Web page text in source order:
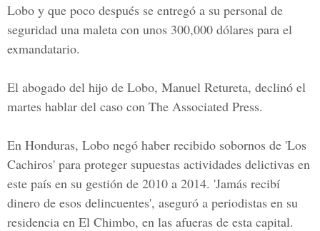
Lobo y que poco después se entregó a su personal de
seguridad una maleta con unos 300,000 dólares para el
exmandatario.
El abogado del hijo de Lobo, Manuel Retureta, declinó el
martes hablar del caso con The Associated Press.
En Honduras, Lobo negó haber recibido sobornos de 'Los
Cachiros' para proteger supuestas actividades delictivas en
este país en su gestión de 2010 a 2014. 'Jamás recibí
dinero de esos delincuentes', aseguró a periodistas en su
residencia en El Chimbo, en las afueras de esta capital.